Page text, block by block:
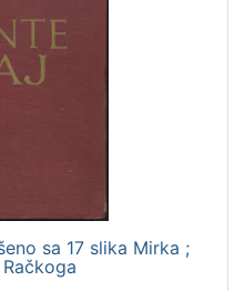
sa 17 slika Mirka ;